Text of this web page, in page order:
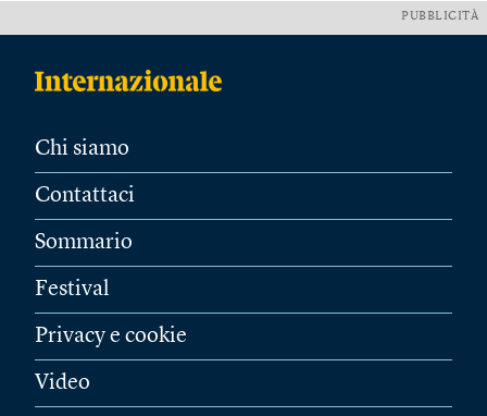
PUBBLICITÀ
Chi siamo
Contattaci
Sommario
Festival
Privacy e cookie
Video